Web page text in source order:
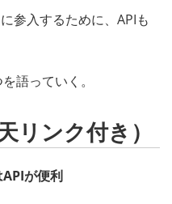
参入するために、APIも
語っていく。
リンク付き）
が便利